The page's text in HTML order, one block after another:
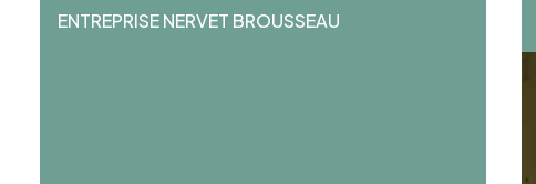
ENTREPRISE NERVET BROUSSEAU